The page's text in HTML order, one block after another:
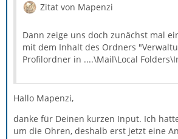
Zitat von Mapenzi
Dann zeige uns doch zunächst mal
mit dem Inhalt des Ordners
Profilordner in ....\Mail\Local
Hallo Mapenzi,
danke für Deinen kurzen Input. Ich
um die Ohren, deshalb erst jetzt eine